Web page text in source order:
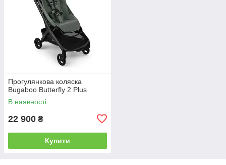
Прогулянкова коляска
Bugaboo Butterfly 2 Plus
В наявності
22 900 ₴
Купити